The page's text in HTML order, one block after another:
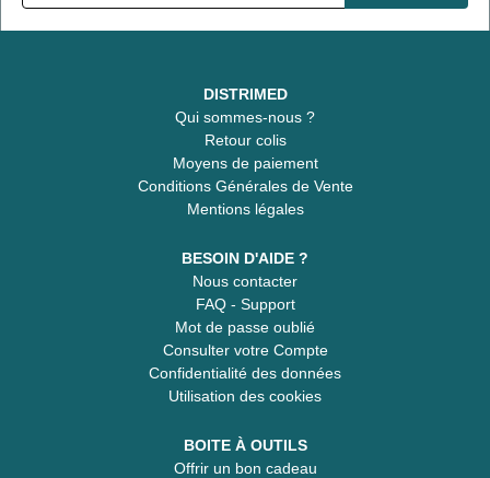
DISTRIMED
Qui sommes-nous ?
Retour colis
Moyens de paiement
Conditions Générales de Vente
Mentions légales
BESOIN D'AIDE ?
Nous contacter
FAQ - Support
Mot de passe oublié
Consulter votre Compte
Confidentialité des données
Utilisation des cookies
BOITE À OUTILS
Offrir un bon cadeau